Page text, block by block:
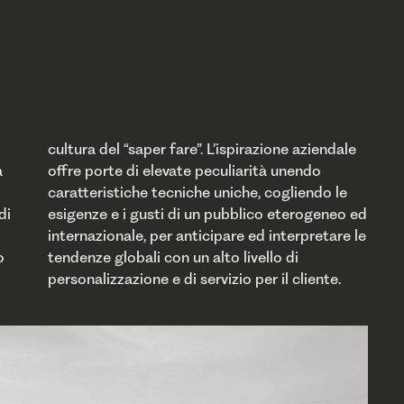
personalizzazione e di servizio per il cliente.